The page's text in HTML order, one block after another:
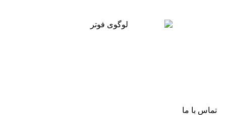
تماس با ما